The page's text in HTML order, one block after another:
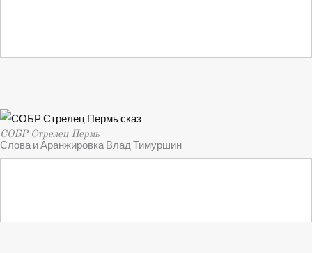
СОБР Стрелец Пермь
Слова и Аранжировка Влад Тимуршин